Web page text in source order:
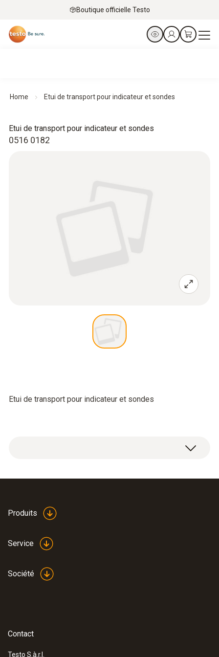
Boutique officielle Testo
Home Etui de transport pour indicateur et sondes
0516 0182
Etui de transport pour indicateur et sondes
Etui de transport pour indicateur et sondes
Avec l'étui de transport en cuir, vous
rechange en toute sécurité.
Produits
Service
Société
Contact
Testo S.à.r.l.